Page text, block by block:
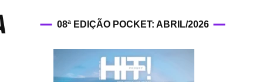
HIT!Hop
08ª EDIÇÃO POCKET: ABRIL/2026